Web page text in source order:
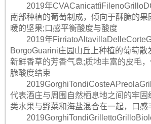
2019年
南部种植的葡萄制成，倾向于酥脆的果
暖的坚果;口感平衡酸度与酸度
2019年
BorgoGuarini庄园山丘上种植的葡萄散
新鲜香草的芳香气息;质地丰富的皮毛
脆酸度结束
代表酒庄与周围自然栖息地之间的牢固
类水果与野菜和海盐混合在一起，口感